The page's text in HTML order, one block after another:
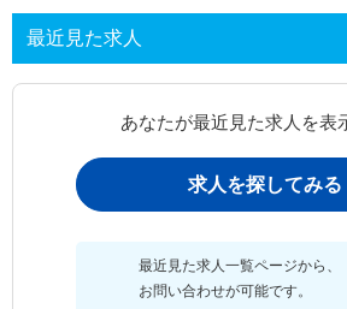
最近見た求人
あなたが最近見た求人を表
求人を探してみる
最近見た求人一覧ページから、
お問い合わせが可能です。